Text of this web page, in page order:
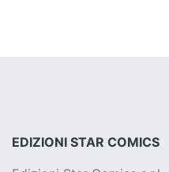
EDIZIONI STAR COMICS